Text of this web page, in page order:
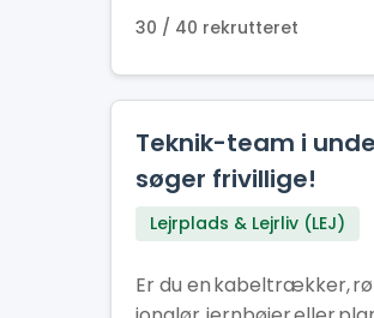
pakken, mens I i
hylderne er fyldt med
formiddagen og til
30 / 40 rekrutteret
Teknik-team i
søger frivillige!
Lejrplads & Lejrliv (LEJ)
Er du en kabeltrækker,